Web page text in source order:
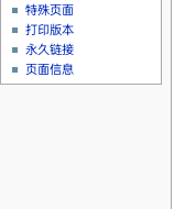
特殊页面
打印版本
永久链接
页面信息